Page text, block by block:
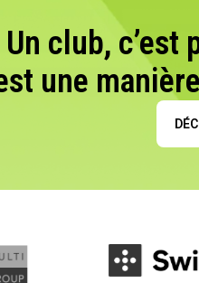
Un club, c’est
une